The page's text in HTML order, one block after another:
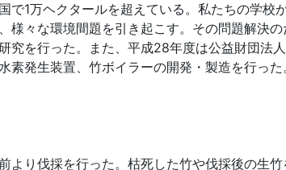
1万ヘクタールを超えている。私たちの学校
々な環境間題を引き起こす。その問題解決
を行った。また、平成28年度は公益財団法
発生装置、竹ボイラーの開発・製造を行った
り伐採を行った。枯死した竹や伐採後の生